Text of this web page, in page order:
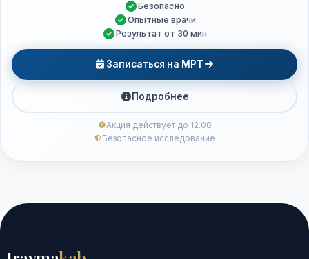
Безопасно
Опытные врачи
Результат от 30 мин
Записаться на МРТ
Подробнее
Акция действует до 12.08
Безопасное исследование